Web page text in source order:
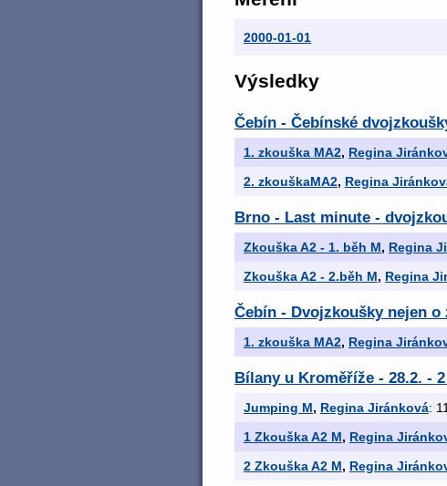
2000-01-01
Výsledky
Čebín - Čebínské
1. zkouška MA2, Regina
2. zkouškaMA2, Regina
Brno - Last minute -
Zkouška A2 - 1. běh M, Regina
Zkouška A2 - 2.běh M, Regina
Čebín - Dvojzkoušky nejen o
1. zkouška MA2, Regina
Bílany u Kroměříže - 28.2. -
Jumping M, Regina Jiránková:
1 Zkouška A2 M, Regina
2 Zkouška A2 M, Regina